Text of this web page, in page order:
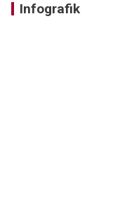
Infografik